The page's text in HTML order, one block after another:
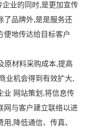
业的同时,是更加宣传
了品牌外,是是服务还
便地传达给目标客户
原材料采购成本,提高
业机会得到有效扩大,
业 网站策划,将信息传
网与客户建立联络以进
,降低通信、传真、